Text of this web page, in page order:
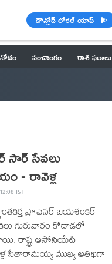
డౌన్లోడ్ లోకల్ యాప్
పంచాంగం రాశి ఫలాలు
సార్ సేవలు
- రావెళ్ల
IST
ప్రొఫెసర్ జయశంకర్
గురువారం కోదాడలో
రాష్ట్ర అసోసియేట్
సీతారామయ్య ముఖ్య అతిథిగా